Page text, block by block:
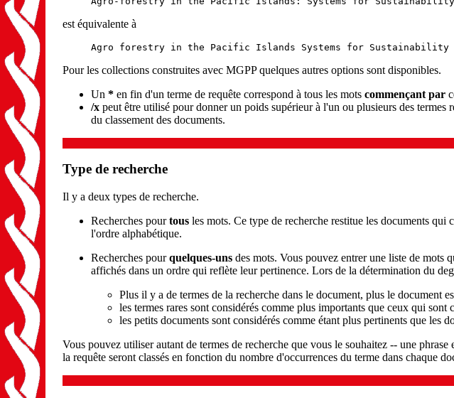
est équivalente à
Agro forestry in the Pacific Islands Systems for Sustainability
Pour les collections construites avec MGPP quelques autres options sont disponibles.
Un * en fin d'un terme de requête correspond à tous les mots commençant par
/x peut être utilisé pour donner un poids supérieur à l'un ou plusieurs des termes
du classement des documents.
Type de recherche
Il y a deux types de recherche.
Recherches pourtous les mots. Ce type de recherche restitue les documents
l'ordre alphabétique.
Recherches pourquelques-uns des mots. Vous pouvez entrer une liste de mots
affichés dans un ordre qui reflète leur pertinence. Lors de la détermination du
Plus il y a de termes de la recherche dans le document, plus le document
les termes rares sont considérés comme plus importants que ceux qui sont
les petits documents sont considérés comme étant plus pertinents que les
Vous pouvez utiliser autant de termes de recherche que vous le souhaitez -- une
la requête seront classés en fonction du nombre d'occurrences du terme dans chaque